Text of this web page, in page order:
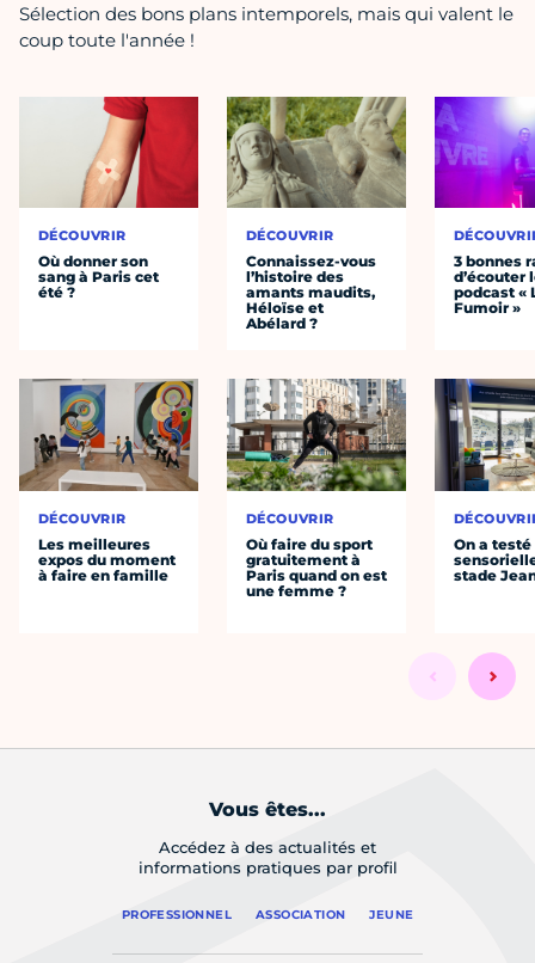
Sélection des bons plans intemporels, mais qui valent le
coup toute l'année !
DÉCOUVRIR
Où donner son
sang à Paris cet
été ?
DÉCOUVRIR
Les meilleures
expos du moment
à faire en famille
DÉCOUVRIR
Connaissez-vous
l’histoire des
amants maudits,
Héloïse et
Abélard ?
DÉCOUVRIR
Où faire du sport
gratuitement à
Paris quand on est
une femme ?
3 bonnes
d’écouter
podcast «
Fumoir »
On a
stade
Vous êtes...
Accédez à des actualités et
informations pratiques par profil
PROFESSIONNEL ASSOCIATION JEUNE